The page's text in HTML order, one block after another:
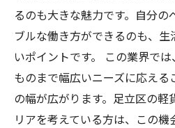
るのも大きな魅力です。自分の
ブルな働き方ができるのも、
いポイントです。 この業界で
ものまで幅広いニーズに応え
の幅が広がります。足立区の軽
リアを考えている方は、この